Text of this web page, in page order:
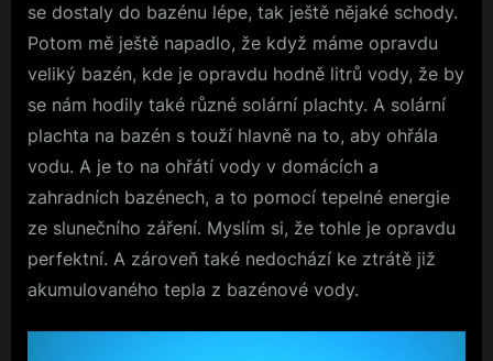
se dostaly do bazénu lépe, tak ještě nějaké schody.
Potom mě ještě napadlo, že když máme opravdu
veliký bazén, kde je opravdu hodně litrů vody, že by
se nám hodily také různé solární plachty. A solární
plachta na bazén s touží hlavně na to, aby ohřála
vodu. A je to na ohřátí vody v domácích a
zahradních bazénech, a to pomocí tepelné energie
ze slunečního záření. Myslím si, že tohle je opravdu
perfektní. A zároveň také nedochází ke ztrátě již
akumulovaného tepla z bazénové vody.